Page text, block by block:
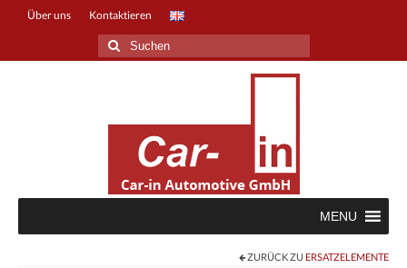
Über uns Kontaktieren
Suche
nach:
MENU
ZURÜCK ZU ERSATZELEMENTE